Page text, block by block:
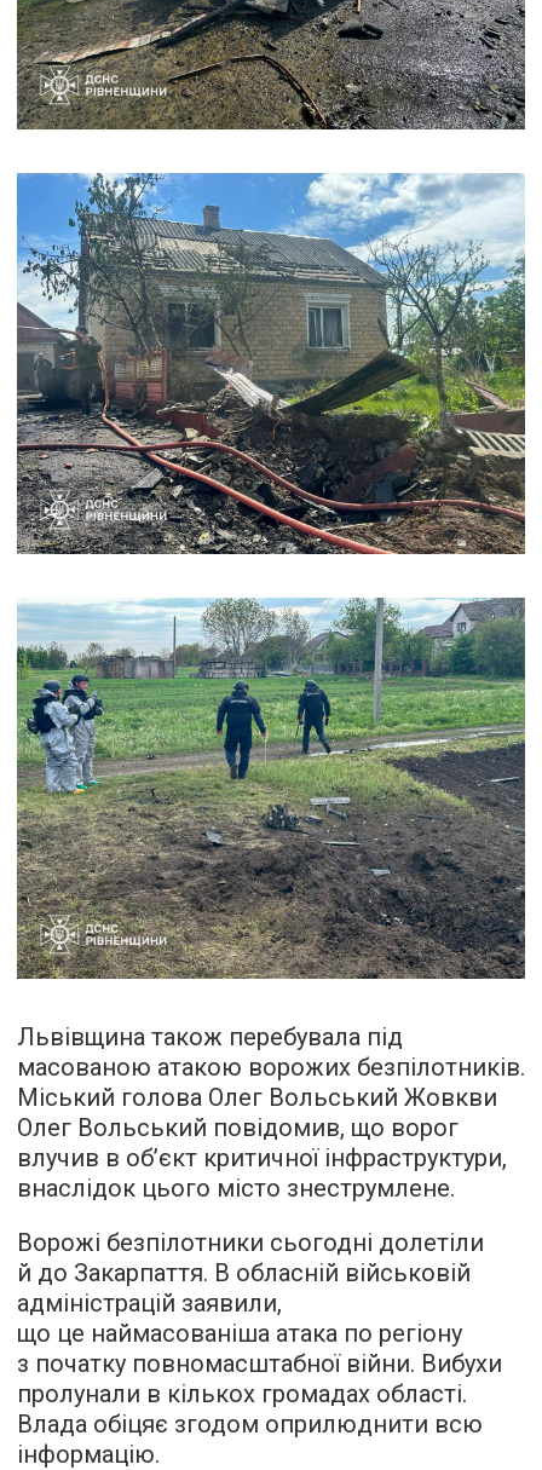
Львівщина також перебувала під
масованою атакою ворожих безпілотників.
Міський голова Олег Вольський Жовкви
Олег Вольський повідомив, що ворог
влучив в обʼєкт критичної інфраструктури,
внаслідок цього місто знеструмлене.
Ворожі безпілотники сьогодні долетіли
й до Закарпаття. В обласній військовій
адміністрацій заявили,
що це наймасованіша атака по регіону
з початку повномасштабної війни. Вибухи
пролунали в кількох громадах області.
Влада обіцяє згодом оприлюднити всю
інформацію.